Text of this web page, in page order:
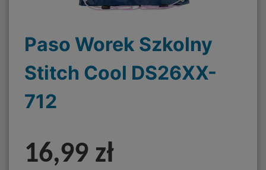
Paso Worek Szkolny
Stitch Cool DS26XX-
712
16,99 zł